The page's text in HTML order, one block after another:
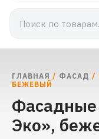
ГЛАВНАЯ / ФАСАД /
БЕЖЕВЫЙ
Фасадные
Эко»,